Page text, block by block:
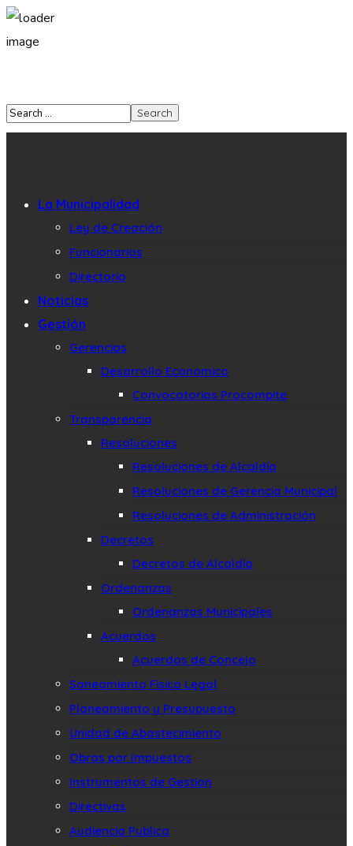
La Municipalidad
Ley de Creación
Funcionarios
Directorio
Noticias
Gestión
Gerencias
Desarrollo Economico
Convocatorias Procompite
Transparencia
Resoluciones
Resoluciones de Alcaldía
Resoluciones de Gerencia Municipal
Resoluciones de Administración
Decretos
Decretos de Alcaldía
Ordenanzas
Ordenanzas Municipales
Acuerdos
Acuerdos de Concejo
Saneamiento Fisico Legal
Planeamiento y Presupuesto
Unidad de Abastecimiento
Obras por Impuestos
Instrumentos de Gestion
Directivas
Audiencia Publica